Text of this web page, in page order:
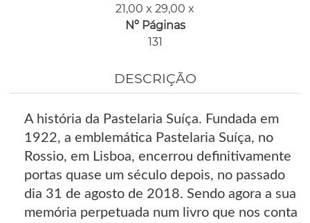
21,00 x 29,00 x
Nº Páginas
131
DESCRIÇÃO
A história da Pastelaria Suíça. Fundada em
1922, a emblemática Pastelaria Suíça, no
Rossio, em Lisboa, encerrou definitivamente
portas quase um século depois, no passado
dia 31 de agosto de 2018. Sendo agora a sua
memória perpetuada num livro que nos conta